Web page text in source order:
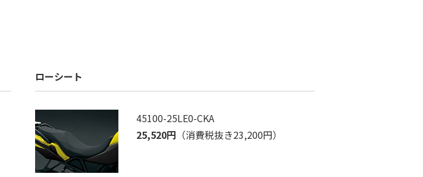
ローシート
45100-25LE0-CKA
25,520円 （消費税抜き23,200円）